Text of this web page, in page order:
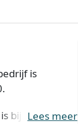
is
bij de KvK
Lees meer